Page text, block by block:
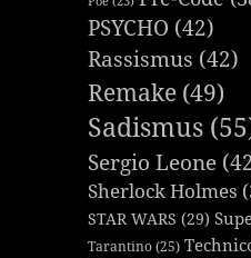
PSYCHO (42)
Rassismus (42)
Remake (49)
Sadismus
Sergio Leone
Sherlock Holmes
STAR WARS (29)
Tarantino (25)